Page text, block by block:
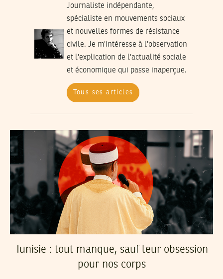
Journaliste indépendante,
spécialiste en mouvements sociaux
et nouvelles formes de résistance
civile. Je m'intéresse à l'observation
et l'explication de l'actualité sociale
et économique qui passe inaperçue.
Tous ses articles
Tunisie : tout manque, sauf leur obsession
pour nos corps